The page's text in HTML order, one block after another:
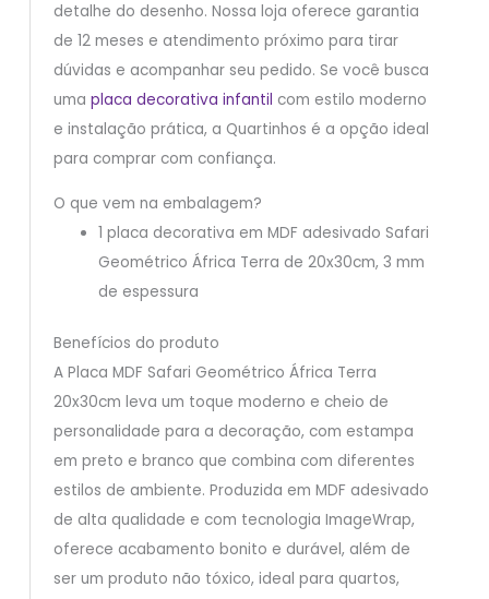
detalhe do desenho. Nossa loja oferece garantia
de 12 meses e atendimento próximo para tirar
dúvidas e acompanhar seu pedido. Se você busca
uma placa decorativa infantil com estilo moderno
e instalação prática, a Quartinhos é a opção ideal
para comprar com confiança.
O que vem na embalagem?
1 placa decorativa em MDF adesivado Safari
Geométrico África Terra de 20x30cm, 3 mm
de espessura
Benefícios do produto
A Placa MDF Safari Geométrico África Terra
20x30cm leva um toque moderno e cheio de
personalidade para a decoração, com estampa
em preto e branco que combina com diferentes
estilos de ambiente. Produzida em MDF adesivado
de alta qualidade e com tecnologia ImageWrap,
oferece acabamento bonito e durável, além de
ser um produto não tóxico, ideal para quartos,